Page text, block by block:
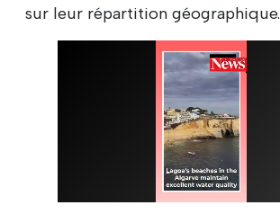
sur leur répartition géographique.